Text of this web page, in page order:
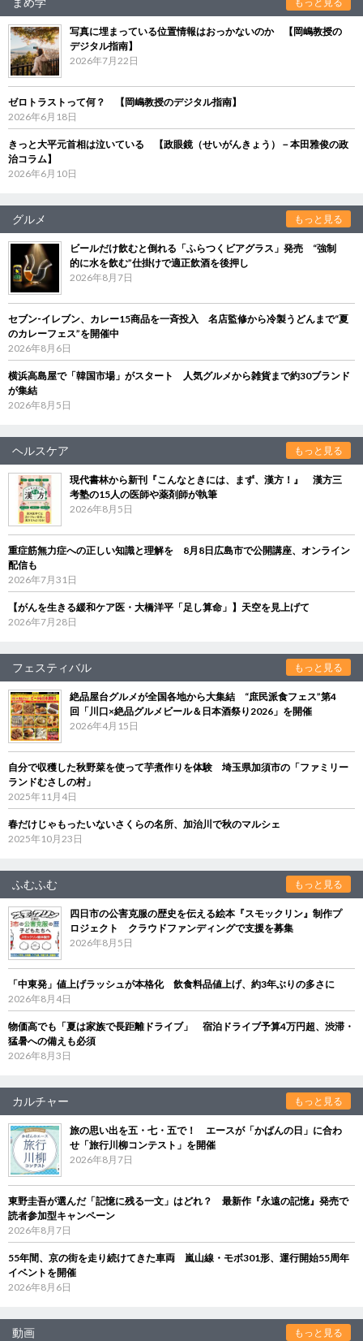
写真に埋まっている位置情報はおっかないのか 【岡嶋教授の
デジタル指南】
2026年7月22日
ゼロトラストって何？ 【岡嶋教授のデジタル指南】
2026年6月18日
きっと大平元首相は泣いている 【政眼鏡（せいがんきょう）－本田雅俊の政
治コラム】
2026年6月10日
グルメ もっと見る
ビールだけ飲むと倒れる「ふらつくビアグラス」発売 “強制
的に水を飲む”仕掛けで適正飲酒を後押し
2026年8月7日
セブン‐イレブン、カレー15商品を一斉投入 名店監修から冷製うどんまで“夏
のカレーフェス”を開催中
2026年8月6日
横浜高島屋で「韓国市場」がスタート 人気グルメから雑貨まで約30ブランド
が集結
2026年8月5日
ヘルスケア もっと見る
現代書林から新刊『こんなときには、まず、漢方！』 漢方三
考塾の15人の医師や薬剤師が執筆
2026年8月5日
重症筋無力症への正しい知識と理解を 8月8日広島市で公開講座、オンライン
配信も
2026年7月31日
【がんを生きる緩和ケア医・大橋洋平「足し算命」】天空を見上げて
2026年7月28日
フェスティバル もっと見る
絶品屋台グルメが全国各地から大集結 “庶民派食フェス”第4
回「川口×絶品グルメビール＆日本酒祭り2026」を開催
2026年4月15日
自分で収穫した秋野菜を使って芋煮作りを体験 埼玉県加須市の「ファミリー
ランドむさしの村」
2025年11月4日
春だけじゃもったいないさくらの名所、加治川で秋のマルシェ
2025年10月23日
ふむふむ もっと見る
四日市の公害克服の歴史を伝える絵本『スモックリン』制作プ
ロジェクト クラウドファンディングで支援を募集
2026年8月5日
「中東発」値上げラッシュが本格化 飲食料品値上げ、約3年ぶりの多さに
2026年8月4日
物価高でも「夏は家族で長距離ドライブ」 宿泊ドライブ予算4万円超、渋滞・
猛暑への備えも必須
2026年8月3日
カルチャー もっと見る
旅の思い出を五・七・五で！ エースが「かばんの日」に合わ
せ「旅行川柳コンテスト」を開催
2026年8月7日
東野圭吾が選んだ「記憶に残る一文」はどれ？ 最新作『永遠の記憶』発売で
読者参加型キャンペーン
2026年8月7日
55年間、京の街を走り続けてきた車両 嵐山線・モボ301形、運行開始55周年
イベントを開催
2026年8月6日
動画 もっと見る